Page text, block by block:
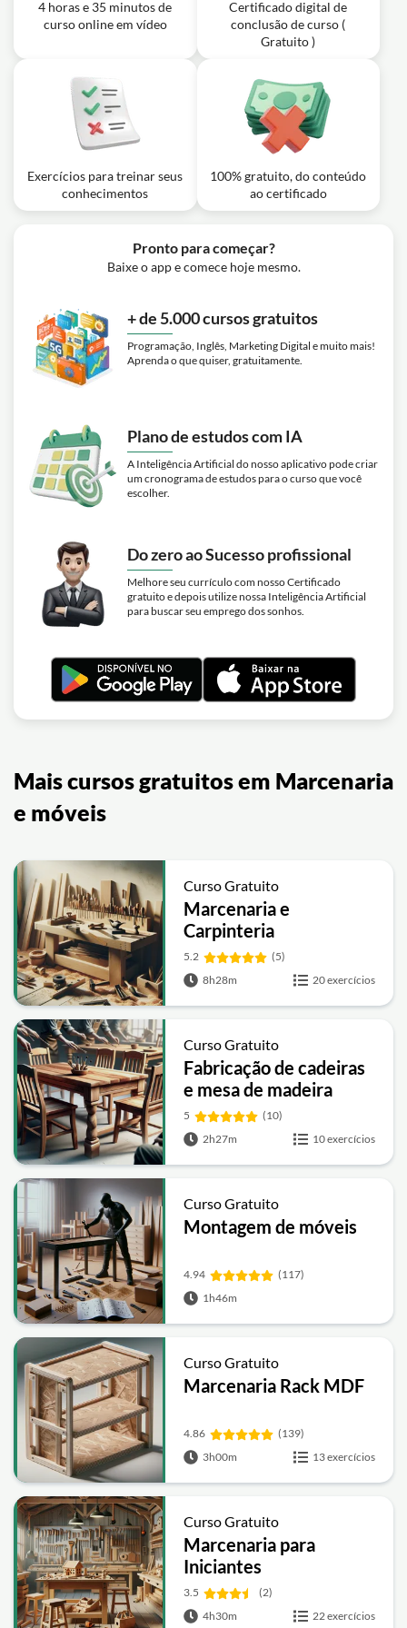
4 horas e 35 minutos de
curso online em vídeo
Certificado digital de
conclusão de curso (
Gratuito )
Exercícios para treinar seus
conhecimentos
100% gratuito, do conteúdo
ao certificado
Pronto para começar?
Baixe o app e comece hoje mesmo.
+ de 5.000 cursos gratuitos
Programação, Inglês, Marketing Digital e muito mais!
Aprenda o que quiser, gratuitamente.
Plano de estudos com IA
A Inteligência Artificial do nosso aplicativo pode criar
um cronograma de estudos para o curso que você
escolher.
Do zero ao Sucesso profissional
Melhore seu currículo com nosso Certificado
gratuito e depois utilize nossa Inteligência Artificial
para buscar seu emprego dos sonhos.
Mais cursos gratuitos em Marcenaria
e móveis
Curso Gratuito
Marcenaria e
Carpinteria
5.2
(5)
8h28m
20 exercícios
Curso Gratuito
Fabricação de cadeiras
e mesa de madeira
5
(10)
2h27m
10 exercícios
Curso Gratuito
Montagem de móveis
4.94
(117)
1h46m
Curso Gratuito
Marcenaria Rack MDF
4.86
(139)
3h00m
13 exercícios
Curso Gratuito
Marcenaria para
Iniciantes
3.5
(2)
4h30m
22 exercícios